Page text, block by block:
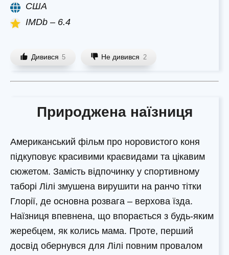
США
IMDb – 6.4
Дивився 5 Не дивився 2
Природжена наїзниця
Американський фільм про норовистого коня
підкуповує красивими краєвидами та цікавим
сюжетом. Замість відпочинку у спортивному
таборі Лілі змушена вирушити на ранчо тітки
Глорії, де основна розвага – верхова їзда.
Наїзниця впевнена, що впорається з будь-яким
жеребцем, як колись мама. Проте, перший
досвід обернувся для Лілі повним провалом